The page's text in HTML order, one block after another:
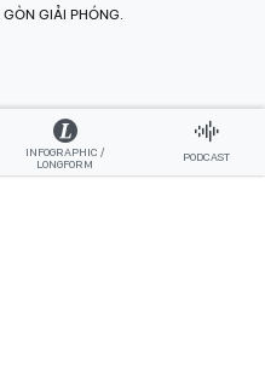
GIẢI PHÓNG.
INFOGRAPHIC /
LONGFORM
PODCAST